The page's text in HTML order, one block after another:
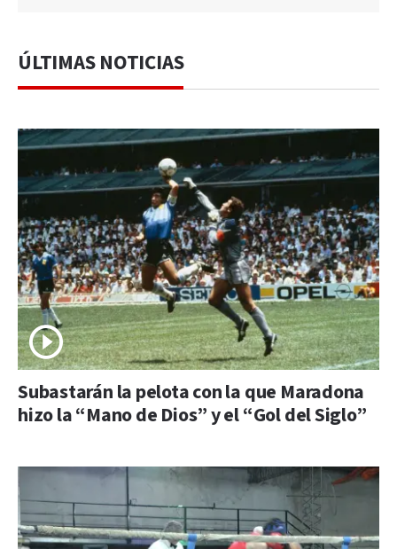
ÚLTIMAS NOTICIAS
Subastarán la pelota con la que Maradona
hizo la “Mano de Dios” y el “Gol del Siglo”